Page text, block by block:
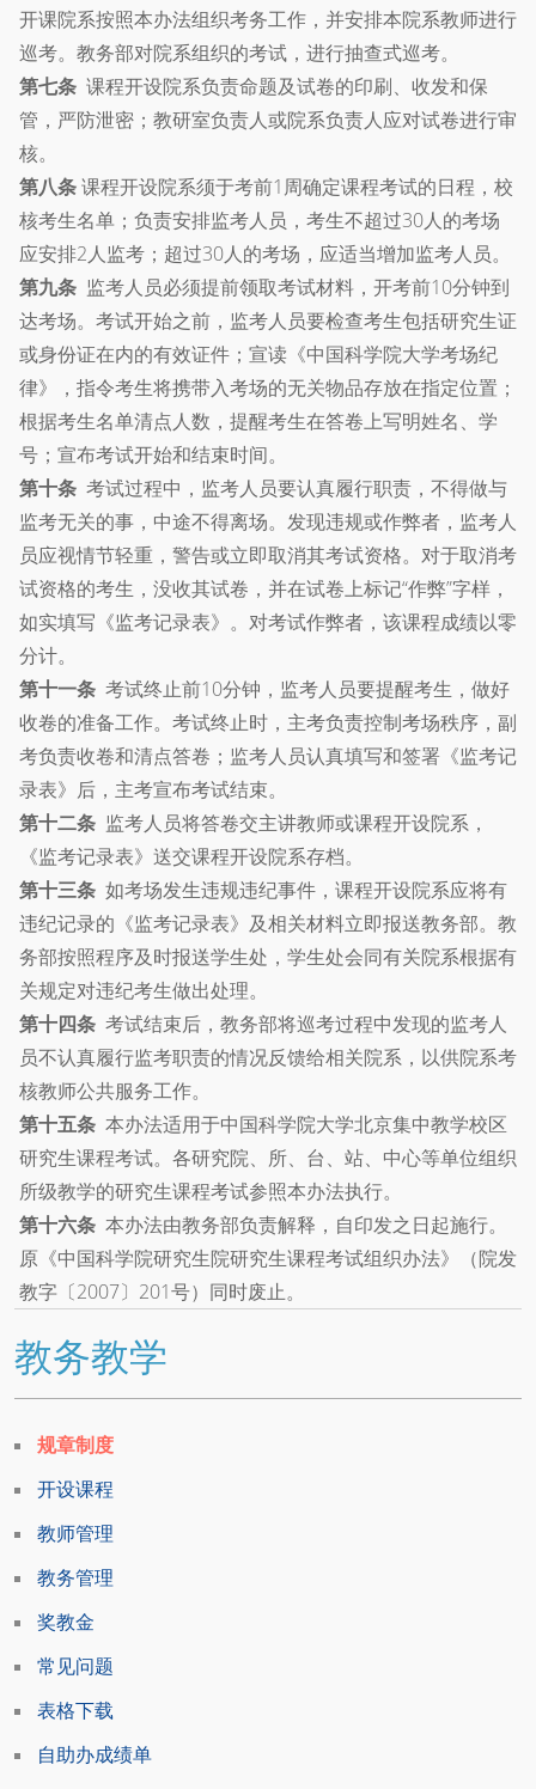
开课院系按照本办法组织考务工作，并安排本院系教师进行
巡考。教务部对院系组织的考试，进行抽查式巡考。
第七条 课程开设院系负责命题及试卷的印刷、收发和保
管，严防泄密；教研室负责人或院系负责人应对试卷进行审
核。
第八条课程开设院系须于考前1周确定课程考试的日程，校
核考生名单；负责安排监考人员，考生不超过30人的考场
应安排2人监考；超过30人的考场，应适当增加监考人员。
第九条 监考人员必须提前领取考试材料，开考前10分钟到
达考场。考试开始之前，监考人员要检查考生包括研究生证
或身份证在内的有效证件；宣读《中国科学院大学考场纪
律》，指令考生将携带入考场的无关物品存放在指定位置；
根据考生名单清点人数，提醒考生在答卷上写明姓名、学
号；宣布考试开始和结束时间。
第十条 考试过程中，监考人员要认真履行职责，不得做与
监考无关的事，中途不得离场。发现违规或作弊者，监考人
员应视情节轻重，警告或立即取消其考试资格。对于取消考
试资格的考生，没收其试卷，并在试卷上标记“作弊”字样，
如实填写《监考记录表》。对考试作弊者，该课程成绩以零
分计。
第十一条 考试终止前10分钟，监考人员要提醒考生，做好
收卷的准备工作。考试终止时，主考负责控制考场秩序，副
考负责收卷和清点答卷；监考人员认真填写和签署《监考记
录表》后，主考宣布考试结束。
第十二条 监考人员将答卷交主讲教师或课程开设院系，
《监考记录表》送交课程开设院系存档。
第十三条 如考场发生违规违纪事件，课程开设院系应将有
违纪记录的《监考记录表》及相关材料立即报送教务部。教
务部按照程序及时报送学生处，学生处会同有关院系根据有
关规定对违纪考生做出处理。
第十四条 考试结束后，教务部将巡考过程中发现的监考人
员不认真履行监考职责的情况反馈给相关院系，以供院系考
核教师公共服务工作。
第十五条 本办法适用于中国科学院大学北京集中教学校区
研究生课程考试。各研究院、所、台、站、中心等单位组织
所级教学的研究生课程考试参照本办法执行。
第十六条 本办法由教务部负责解释，自印发之日起施行。
原《中国科学院研究生院研究生课程考试组织办法》（院发
教字〔2007〕201号）同时废止。
教务教学
规章制度
开设课程
教师管理
教务管理
奖教金
常见问题
表格下载
自助办成绩单